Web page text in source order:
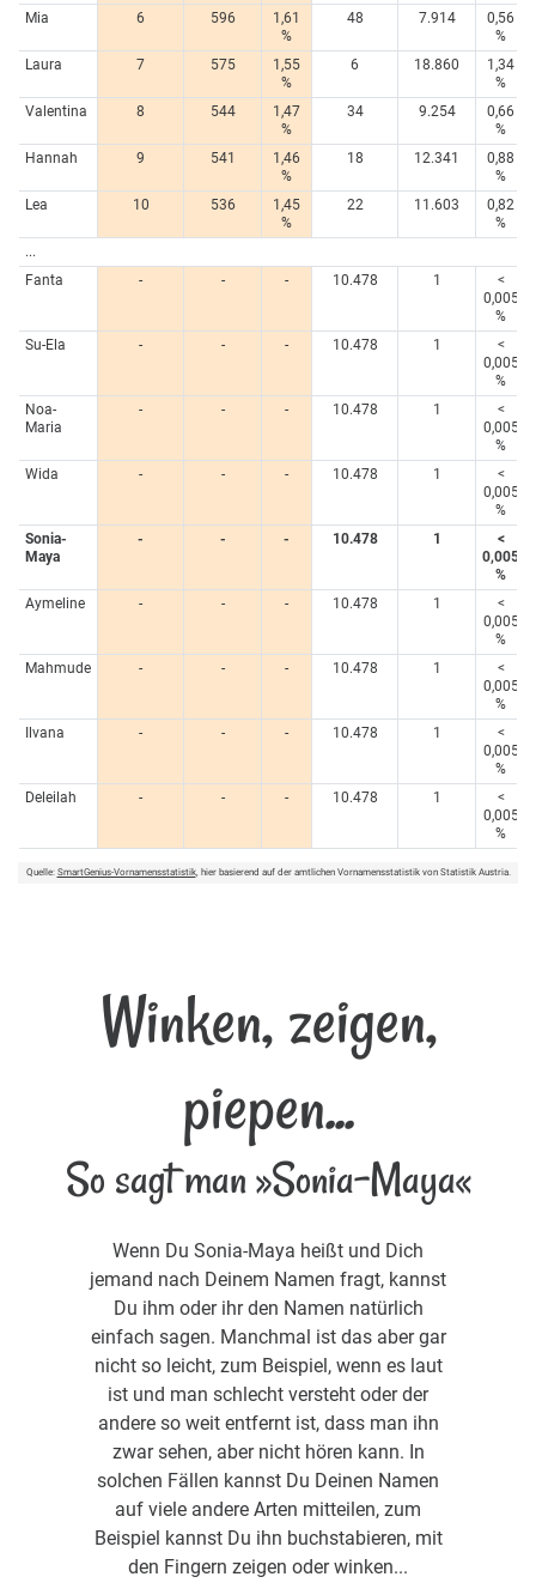
Mia
6 596
1,61
%
48 7.914
0,56
%
Laura
7 575
1,55
%
6 18.860
1,34
%
Valentina
8 544
1,47
%
34 9.254
0,66
%
Hannah
9 541
1,46
%
18 12.341
0,88
%
Lea
10 536
1,45
%
22 11.603
0,82
%
...
Fanta
- - - 10.478 1
<
0,005
%
Su-Ela
- - - 10.478 1
<
0,005
%
Noa-
Maria
- - - 10.478 1
<
0,005
%
Wida
- - - 10.478 1
<
0,005
%
Sonia-
Maya
- - - 10.478 1
<
0,005
%
Aymeline
- - - 10.478 1
<
0,005
%
Mahmude
- - - 10.478 1
<
0,005
%
Ilvana
- - - 10.478 1
<
0,005
%
Deleilah
- - - 10.478 1
<
0,005
%
Quelle: SmartGenius-Vornamensstatistik, hier basierend auf der amtlichen Vornamensstatistik von Statistik Austria.
Winken, zeigen,
piepen...
So sagt man »Sonia-Maya«
Wenn Du Sonia-Maya heißt und Dich
jemand nach Deinem Namen fragt, kannst
Du ihm oder ihr den Namen natürlich
einfach sagen. Manchmal ist das aber gar
nicht so leicht, zum Beispiel, wenn es laut
ist und man schlecht versteht oder der
andere so weit entfernt ist, dass man ihn
zwar sehen, aber nicht hören kann. In
solchen Fällen kannst Du Deinen Namen
auf viele andere Arten mitteilen, zum
Beispiel kannst Du ihn buchstabieren, mit
den Fingern zeigen oder winken...